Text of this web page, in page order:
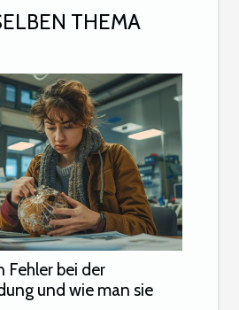
THEMA
Fehler bei der
und wie man sie